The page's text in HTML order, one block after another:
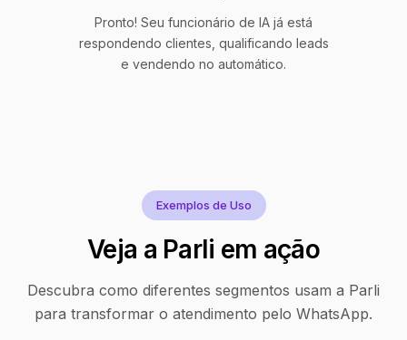
Pronto! Seu funcionário de IA já está
respondendo clientes, qualificando leads
e vendendo no automático.
Exemplos de Uso
Veja a Parli em ação
Descubra como diferentes segmentos usam a Parli
para transformar o atendimento pelo WhatsApp.